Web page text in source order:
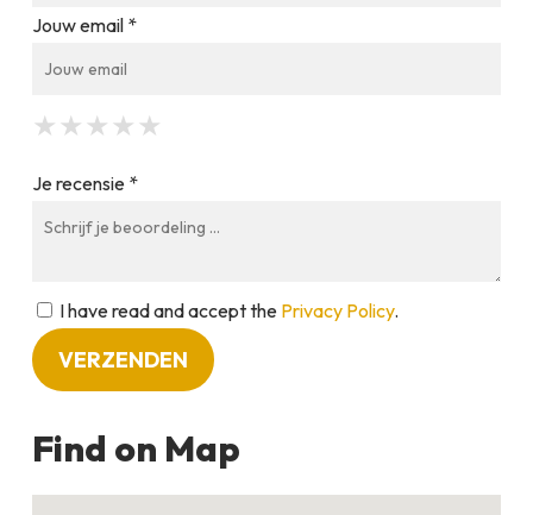
Jouw email *
★
★ ★
★ ★ ★
★ ★ ★ ★
★ ★ ★ ★ ★
Je recensie *
I have read and accept the Privacy Policy.
Find on Map